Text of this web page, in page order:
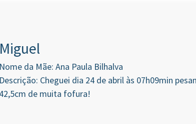
Miguel
Nome da Mãe: Ana Paula Bilhalva
Descrição: Cheguei dia 24 de abril às 07h09min
42,5cm de muita fofura!